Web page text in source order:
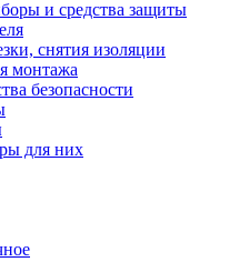
и средства защиты
снятия изоляции
монтажа
безопасности
для них